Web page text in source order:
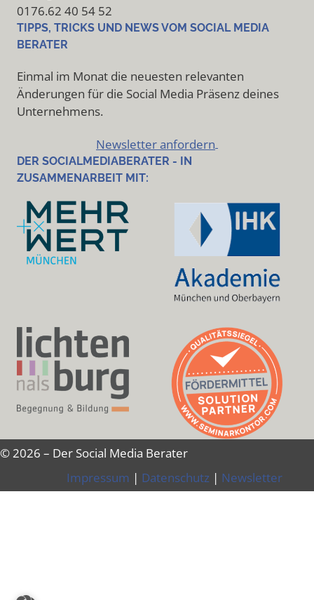
0176.62 40 54 52
TIPPS, TRICKS UND NEWS VOM SOCIAL MEDIA
BERATER
Einmal im Monat die neuesten relevanten
Änderungen für die Social Media Präsenz deines
Unternehmens.
Newsletter anfordern
DER SOCIALMEDIABERATER - IN
ZUSAMMENARBEIT MIT:
© 2026 – Der Social Media Berater
Impressum | Datenschutz | Newsletter